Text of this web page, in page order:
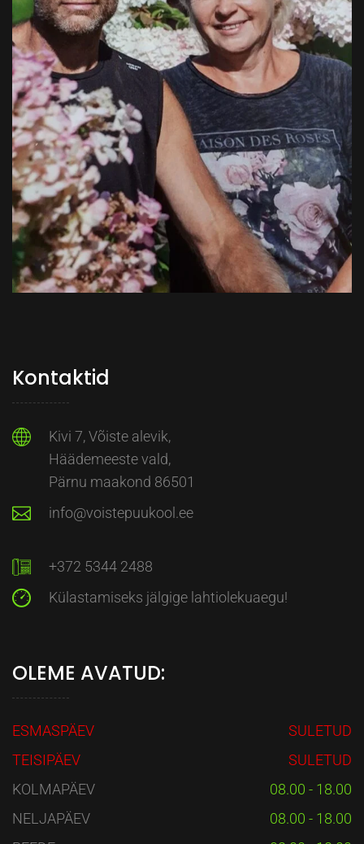
Kontaktid
Kivi 7, Võiste alevik,
Häädemeeste vald,
Pärnu maakond 86501
info@voistepuukool.ee
+372 5344 2488
Külastamiseks jälgige lahtiolekuaegu!
OLEME AVATUD:
ESMASPÄEV
SULETUD
TEISIPÄEV
SULETUD
KOLMAPÄEV
08.00 - 18.00
NELJAPÄEV
08.00 - 18.00